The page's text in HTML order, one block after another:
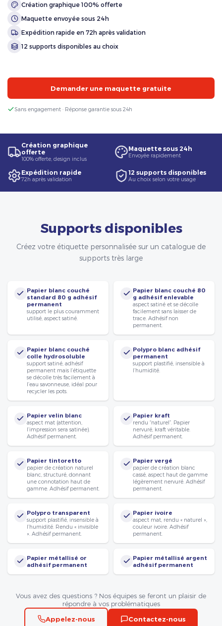
Création graphique 100% offerte
Maquette envoyée sous 24h
Expédition rapide en 72h après validation
12 supports disponibles au choix
Demander une maquette gratuite
Sans engagement · Réponse garantie sous 24h
Création graphique
offerte
100% offerte, design inclus
Maquette sous 24h
Envoyée rapidement
Expédition rapide
72h après validation
12 supports disponibles
Au choix selon votre usage
Supports disponibles
Créez votre étiquette personnalisée sur un catalogue de
supports très large
Papier blanc couché
standard 80 g adhésif
permanent
support le plus couramment
utilisé, aspect satiné.
Papier blanc couché 80
g adhésif enlevable
aspect satiné et se décolle
facilement sans laisser de
trace. Adhésif non
permanent.
Papier blanc couché
colle hydrosoluble
support satiné, adhésif
permanent mais l’étiquette
se décolle très facilement à
l’eau savonneuse, idéal pour
recycler les pots.
Polypro blanc adhésif
permanent
support plastifié, insensible à
l’humidité.
Papier velin blanc
aspect mat (attention,
l’impression sera satinée).
Adhésif permanent.
Papier kraft
rendu “naturel”. Papier
nervuré, kraft véritable.
Adhésif permanent.
Papier tintoretto
papier de création naturel
blanc, structuré, donnant
une connotation haut de
gamme. Adhésif permanent.
Papier vergé
papier de création blanc
cassé, aspect haut de gamme
légèrement nervuré. Adhésif
permanent.
Polypro transparent
support plastifié, insensible à
l’humidité. Rendu « invisible
». Adhésif permanent.
Papier ivoire
aspect mat, rendu « naturel »,
couleur ivoire. Adhésif
permanent.
Papier métallisé or
adhésif permanent
Papier métallisé argent
adhésif permanent
Vous avez des questions ? Nos équipes se feront un plaisir de
répondre à vos problématiques
Appelez-nous
Contactez-nous